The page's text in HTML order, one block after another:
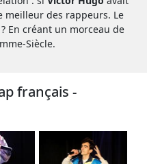
meilleur des rappeurs. Le
En créant un morceau de
Siècle.
français -